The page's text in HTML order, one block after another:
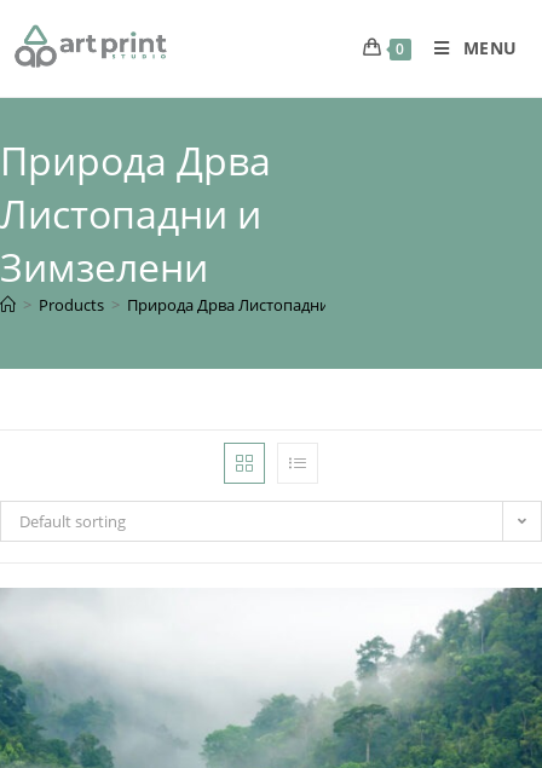
0 MENU
Природа Дрва
Листопадни и
Зимзелени
> Products > Природа Дрва Листопадни и Зимзелени
Default sorting